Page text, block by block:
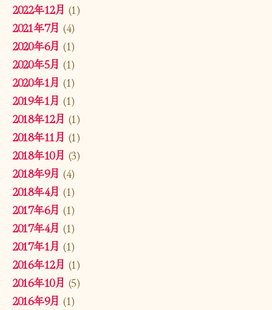
2022年12月 (1)
2021年7月 (4)
2020年6月 (1)
2020年5月 (1)
2020年1月 (1)
2019年1月 (1)
2018年12月 (1)
2018年11月 (1)
2018年10月 (3)
2018年9月 (4)
2018年4月 (1)
2017年6月 (1)
2017年4月 (1)
2017年1月 (1)
2016年12月 (1)
2016年10月 (5)
2016年9月 (1)